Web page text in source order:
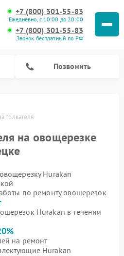
+7 (800) 301-55-83
Ежедневно, с 10:00 до 20:00
+7 (800) 301-55-83
Звонок бесплатный по РФ
Позвонить
толкателя
на овощерезке
Hurakan
по ремонту овощерезок
Hurakan в течении
на ремонт
Hurakan